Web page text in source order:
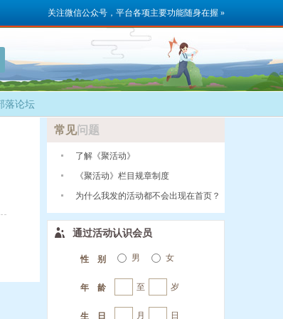
关注微信公众号，平台各项主要功能随身在握 »
落论坛
常见问题
了解《聚活动》
《聚活动》栏目规章制度
为什么我发的活动都不会出现在首页？
通过活动认识会员
性 别 男 女
年 龄 至 岁
生 日 月 日